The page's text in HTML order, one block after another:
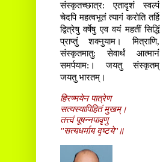
संस्कृतच्छात्र: एतादृशं स्वल्पं
चेदपि महत्वभूतं त्यागं करोति तर्हि
द्वित्रेषु वर्षेषु एव वयं महतीं सिद्धिं
प्राप्तुं शक्नुयाम। मित्राणि,
संस्कृतमातु: सेवार्थं आत्मानं
समर्पयाम:। जयतु संस्कृतम्
जयतु भारतम्।
हिरण्मयेन पात्रेण
सत्यस्यापिहितं मुखम्।
तत्त्वं पूषन्नपावृणु
"सत्यधर्माय दृष्टये"॥